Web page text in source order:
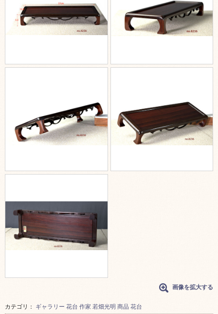
画像を拡大する
カテゴリ： ギャラリー 花台 作家 若畑光明 商品 花台